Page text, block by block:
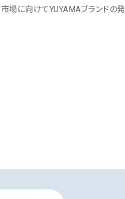
場に向けてYUYAMAブランドの発